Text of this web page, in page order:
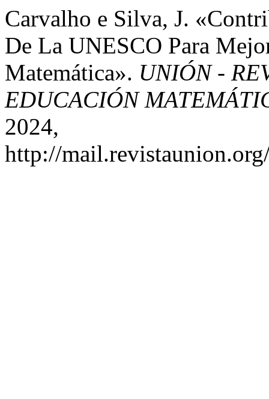
Carvalho e Silva, J.
De La UNESCO Para
Matemática». UNIÓN -
EDUCACIÓN
2024,
http://